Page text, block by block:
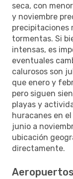
seca, con
y noviembre
precipitaciones
tormentas. Si
intensas, es
eventuales
calurosos son
que enero y
pero siguen
playas y
huracanes en
junio a
ubicación
directamente.